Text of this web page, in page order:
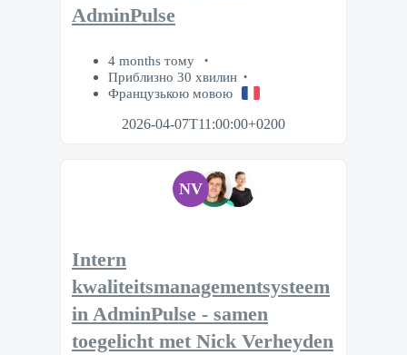
AdminPulse
4 months тому
Приблизно 30 хвилин
Французькою мовою
2026-04-07T11:00:00+0200
NV
Intern
kwaliteitsmanagementsysteem
in AdminPulse - samen
toegelicht met Nick Verheyden